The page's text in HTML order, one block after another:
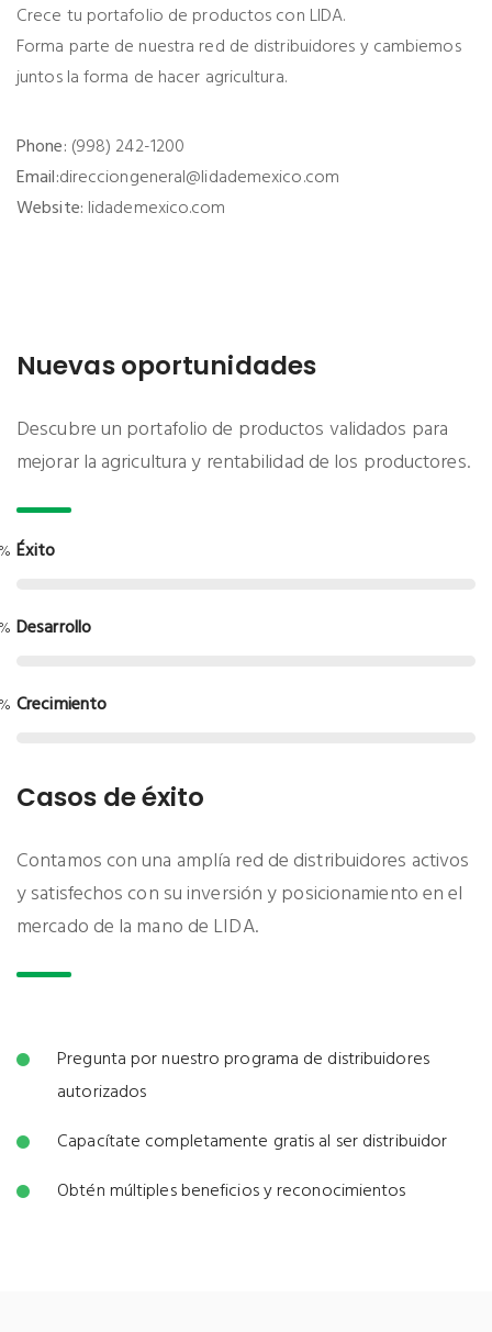
Crece tu portafolio de productos con LIDA.
Forma parte de nuestra red de distribuidores y cambiemos
juntos la forma de hacer agricultura.
Phone: (998) 242-1200
Email:direcciongeneral@lidademexico.com
Website: lidademexico.com
Nuevas oportunidades
Descubre un portafolio de productos validados para
mejorar la agricultura y rentabilidad de los productores.
Éxito
Desarrollo
Crecimiento
Casos de éxito
Contamos con una amplía red de distribuidores activos
y satisfechos con su inversión y posicionamiento en el
mercado de la mano de LIDA.
Pregunta por nuestro programa de distribuidores
autorizados
Capacítate completamente gratis al ser distribuidor
Obtén múltiples beneficios y reconocimientos